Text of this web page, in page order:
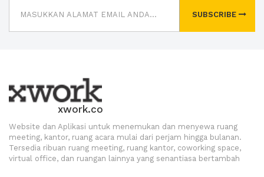
SUBSCRIBE
xwork.co
Website dan Aplikasi untuk menemukan dan menyewa ruang
meeting, kantor, ruang acara mulai dari perjam hingga bulanan.
Tersedia ribuan ruang meeting, ruang kantor, coworking space,
virtual office, dan ruangan lainnya yang senantiasa bertambah